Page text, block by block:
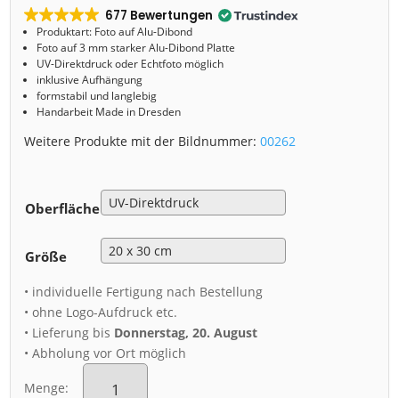
677 Bewertungen
Produktart: Foto auf Alu-Dibond
Foto auf 3 mm starker Alu-Dibond Platte
UV-Direktdruck oder Echtfoto möglich
inklusive Aufhängung
formstabil und langlebig
Handarbeit Made in Dresden
Weitere Produkte mit der Bildnummer:00262
Oberfläche
Größe
• individuelle Fertigung nach Bestellung
• ohne Logo-Aufdruck etc.
• Lieferung bis Donnerstag, 20. August
• Abholung vor Ort möglich
Menge:
Alu-
Dibond